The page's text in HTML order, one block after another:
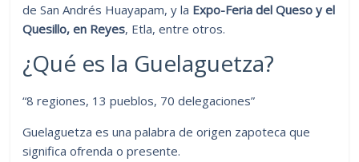
de San Andrés Huayapam, y la Expo-Feria del Queso y el
Quesillo, en Reyes, Etla, entre otros.
¿Qué es la Guelaguetza?
“8 regiones, 13 pueblos, 70 delegaciones”
Guelaguetza es una palabra de origen zapoteca que
significa ofrenda o presente.